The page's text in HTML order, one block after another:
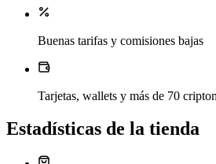
Buenas tarifas y comisiones bajas
Tarjetas, wallets y más de 70
Estadísticas de la tienda